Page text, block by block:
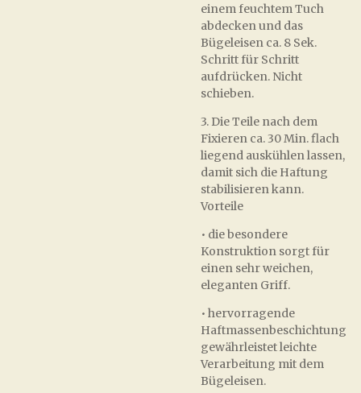
einem feuchtem Tuch
abdecken und das
Bügeleisen ca. 8 Sek.
Schritt für Schritt
aufdrücken. Nicht
schieben.
3. Die Teile nach dem
Fixieren ca. 30 Min. flach
liegend auskühlen lassen,
damit sich die Haftung
stabilisieren kann.
Vorteile
• die besondere
Konstruktion sorgt für
einen sehr weichen,
eleganten Griff.
• hervorragende
Haftmassenbeschichtung
gewährleistet leichte
Verarbeitung mit dem
Bügeleisen.